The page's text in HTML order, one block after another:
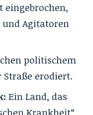
eingebrochen,
Agitatoren
politischem
erodiert.
Ein Land, das
Krankheit“